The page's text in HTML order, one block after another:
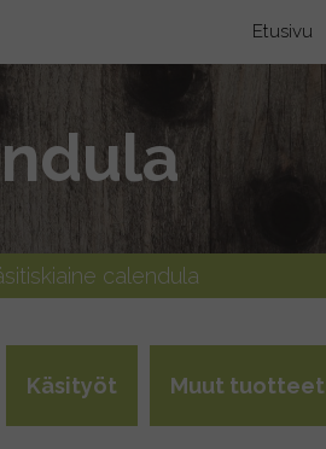
Etusivu
calendula
Käsityöt Muut tuotteet